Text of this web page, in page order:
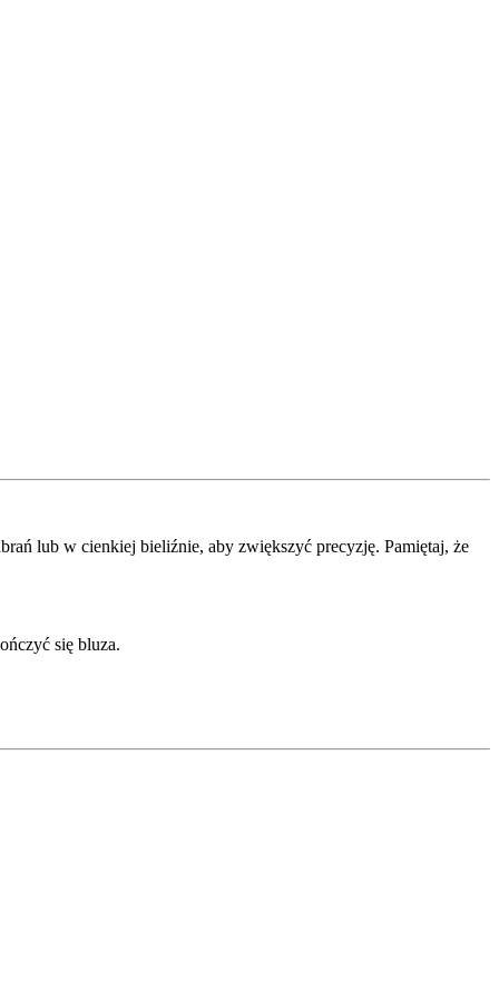
lub w cienkiej bieliźnie, aby zwiększyć precyzję. Pamiętaj, że
się bluza.